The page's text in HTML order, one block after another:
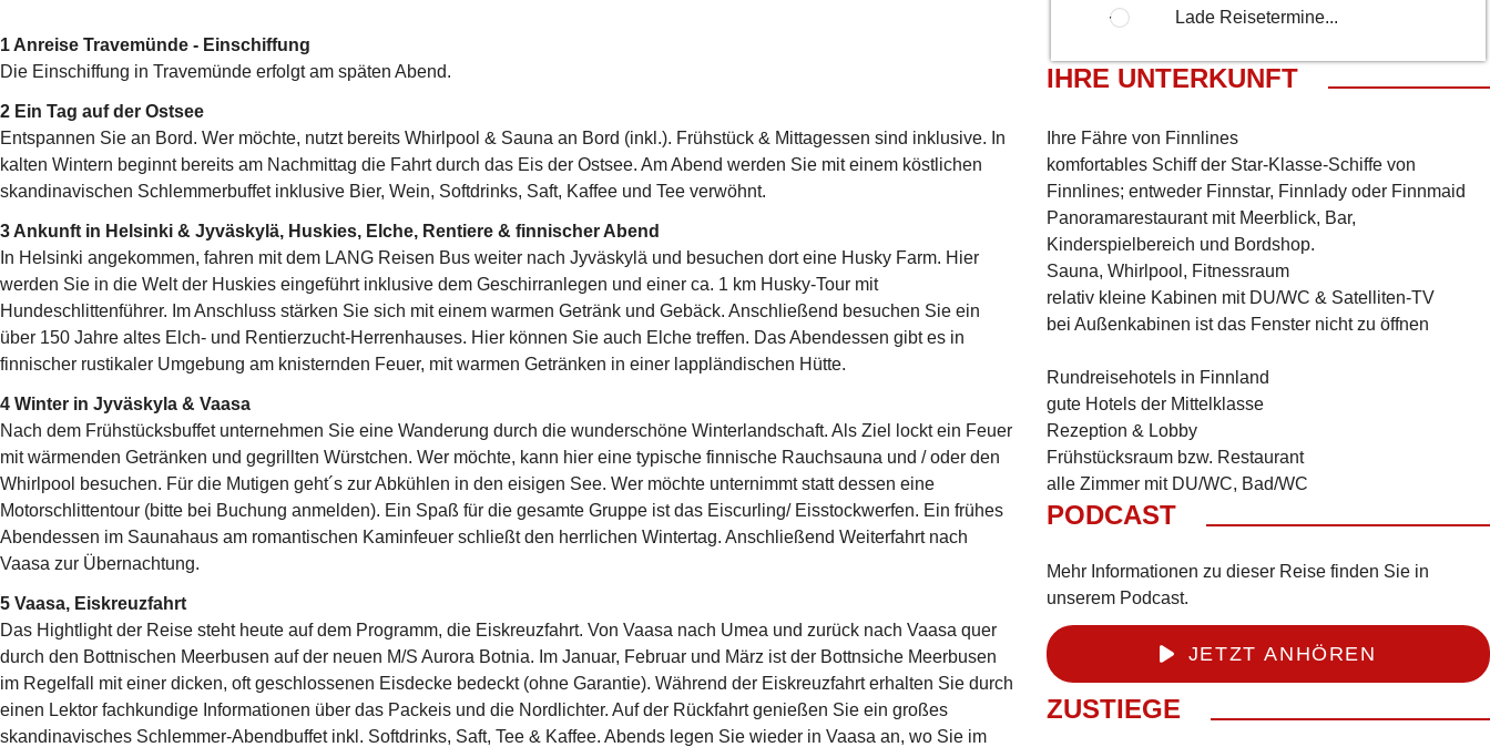
1 Anreise Travemünde - Einschiffung
Die Einschiffung in Travemünde erfolgt am späten Abend.
2 Ein Tag auf der Ostsee
Entspannen Sie an Bord. Wer möchte, nutzt bereits Whirlpool & Sauna an Bord (inkl.). Frühstück & Mittagessen sind inklusive. In
kalten Wintern beginnt bereits am Nachmittag die Fahrt durch das Eis der Ostsee. Am Abend werden Sie mit einem köstlichen
skandinavischen Schlemmerbuffet inklusive Bier, Wein, Softdrinks, Saft, Kaffee und Tee verwöhnt.
3 Ankunft in Helsinki & Jyväskylä, Huskies, Elche, Rentiere & finnischer Abend
In Helsinki angekommen, fahren mit dem LANG Reisen Bus weiter nach Jyväskylä und besuchen dort eine Husky Farm. Hier
werden Sie in die Welt der Huskies eingeführt inklusive dem Geschirranlegen und einer ca. 1 km Husky-Tour mit
Hundeschlittenführer. Im Anschluss stärken Sie sich mit einem warmen Getränk und Gebäck. Anschließend besuchen Sie ein
über 150 Jahre altes Elch- und Rentierzucht-Herrenhauses. Hier können Sie auch Elche treffen. Das Abendessen gibt es in
finnischer rustikaler Umgebung am knisternden Feuer, mit warmen Getränken in einer lappländischen Hütte.
4 Winter in Jyväskyla & Vaasa
Nach dem Frühstücksbuffet unternehmen Sie eine Wanderung durch die wunderschöne Winterlandschaft. Als Ziel lockt ein Feuer
mit wärmenden Getränken und gegrillten Würstchen. Wer möchte, kann hier eine typische finnische Rauchsauna und / oder den
Whirlpool besuchen. Für die Mutigen geht´s zur Abkühlen in den eisigen See. Wer möchte unternimmt statt dessen eine
Motorschlittentour (bitte bei Buchung anmelden). Ein Spaß für die gesamte Gruppe ist das Eiscurling/ Eisstockwerfen. Ein frühes
Abendessen im Saunahaus am romantischen Kaminfeuer schließt den herrlichen Wintertag. Anschließend Weiterfahrt nach
Vaasa zur Übernachtung.
5 Vaasa, Eiskreuzfahrt
Das Hightlight der Reise steht heute auf dem Programm, die Eiskreuzfahrt. Von Vaasa nach Umea und zurück nach Vaasa quer
durch den Bottnischen Meerbusen auf der neuen M/S Aurora Botnia. Im Januar, Februar und März ist der Bottnsiche Meerbusen
im Regelfall mit einer dicken, oft geschlossenen Eisdecke bedeckt (ohne Garantie). Während der Eiskreuzfahrt erhalten Sie durch
einen Lektor fachkundige Informationen über das Packeis und die Nordlichter. Auf der Rückfahrt genießen Sie ein großes
skandinavisches Schlemmer-Abendbuffet inkl. Softdrinks, Saft, Tee & Kaffee. Abends legen Sie wieder in Vaasa an, wo Sie im
Lade Reisetermine...
IHRE UNTERKUNFT
Ihre Fähre von Finnlines
komfortables Schiff der Star-Klasse-Schiffe von
Finnlines; entweder Finnstar, Finnlady oder Finnmaid
Panoramarestaurant mit Meerblick, Bar,
Kinderspielbereich und Bordshop.
Sauna, Whirlpool, Fitnessraum
relativ kleine Kabinen mit DU/WC & Satelliten-TV
bei Außenkabinen ist das Fenster nicht zu öffnen
Rundreisehotels in Finnland
gute Hotels der Mittelklasse
Rezeption & Lobby
Frühstücksraum bzw. Restaurant
alle Zimmer mit DU/WC, Bad/WC
PODCAST
Mehr Informationen zu dieser Reise finden Sie in
unserem Podcast.
JETZT ANHÖREN
ZUSTIEGE